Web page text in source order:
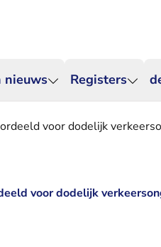
nieuws Registers
voor dodelijk
voor dodelijk